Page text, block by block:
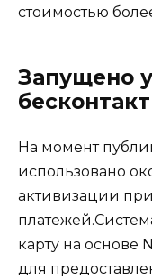
стоимостью
Запущено
На момент
использовано
активизации
карту на основе
для